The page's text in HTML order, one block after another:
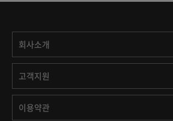
회사소개
고객지원
이용약관